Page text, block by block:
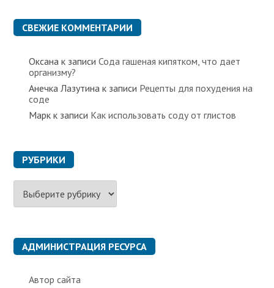
СВЕЖИЕ КОММЕНТАРИИ
Оксана к записиСода гашеная кипятком, что дает
организму?
Анечка Лазутина к записи Рецепты для похудения на
соде
Марк к записи Как использовать соду от глистов
РУБРИКИ
Р
б
к
и АДМИНИСТРАЦИЯ РЕСУРСА
Автор сайта